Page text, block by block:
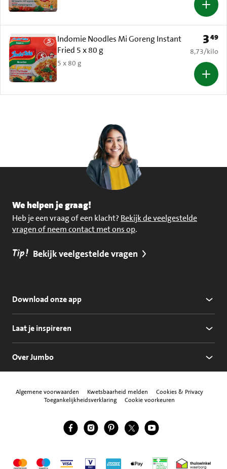
Indomie Noodles Mi Goreng Instant
Fried 5 x 80 g
5 x 80 g
Prijs:
349
€ 8,73 per
8,73/kilo
We helpen je graag!
Heb je een vraag of een klacht? Bekijk de veelgestelde
vragen of neem contact met ons op.
Tip! Bekijk veelgestelde vragen
Download onze app
Laat je inspireren
Over Jumbo
Algemene voorwaarden Kwetsbaarheid melden
Cookies & Privacy
Toegankelijkheidsverklaring
Cookie voorkeuren
Volg ons
Jumbo Facebook
Jumbo Instagram
Jumbo Pinterest
Jumbo Twitter
Jumbo YouTube
MastercardMaestroVisa Vpay American Express
Apple Pay Thuiswinkel